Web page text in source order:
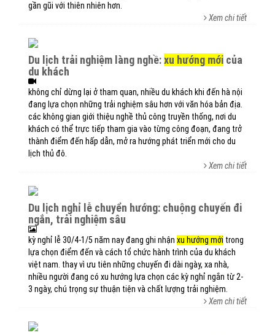
gần gũi với thiên nhiên hơn.
Xem chi tiết
du lịch trải nghiệm làng nghề:xu hướng mới của
du khách
không chỉ dừng lại ở tham quan, nhiều du khách khi đến hà nội
đang lựa chọn những trải nghiệm sâu hơn với văn hóa bản địa.
các không gian giới thiệu nghề thủ công truyền thống, nơi du
khách có thể trực tiếp tham gia vào từng công đoạn, đang trở
thành điểm đến hấp dẫn, mở ra hướng phát triển mới cho du
lịch thủ đô.
Xem chi tiết
du lịch nghỉ lễ chuyển hướng: chuộng chuyến đi
ngắn, trải nghiệm sâu
kỳ nghỉ lễ 30/4-1/5 năm nay đang ghi nhận xu hướng mới trong
lựa chọn điểm đến và cách tổ chức hành trình của du khách
việt nam. thay vì ưu tiên những chuyến đi dài ngày, xa nhà,
nhiều người đang có xu hướng lựa chọn các kỳ nghỉ ngắn từ 2-
3 ngày, chú trọng sự thuận tiện và chất lượng trải nghiệm.
Xem chi tiết